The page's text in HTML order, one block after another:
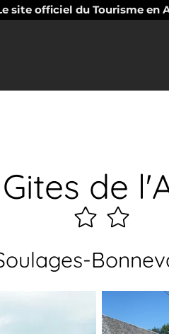
site officiel du Tourisme en
de
2
étoiles